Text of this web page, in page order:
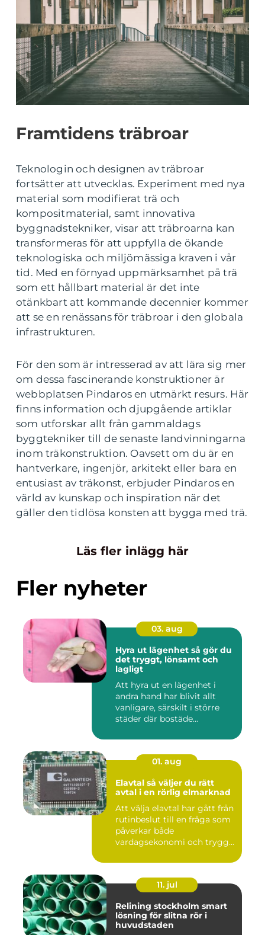
Framtidens träbroar
Teknologin och designen av träbroar
fortsätter att utvecklas. Experiment med nya
material som modifierat trä och
kompositmaterial, samt innovativa
byggnadstekniker, visar att träbroarna kan
transformeras för att uppfylla de ökande
teknologiska och miljömässiga kraven i vår
tid. Med en förnyad uppmärksamhet på trä
som ett hållbart material är det inte
otänkbart att kommande decennier kommer
att se en renässans för träbroar i den globala
infrastrukturen.
För den som är intresserad av att lära sig mer
om dessa fascinerande konstruktioner är
webbplatsen Pindaros en utmärkt resurs. Här
finns information och djupgående artiklar
som utforskar allt från gammaldags
byggtekniker till de senaste landvinningarna
inom träkonstruktion. Oavsett om du är en
hantverkare, ingenjör, arkitekt eller bara en
entusiast av träkonst, erbjuder Pindaros en
värld av kunskap och inspiration när det
gäller den tidlösa konsten att bygga med trä.
Läs fler inlägg här
Fler nyheter
03. aug
Hyra ut lägenhet så gör du
det tryggt, lönsamt och
lagligt
Att hyra ut en lägenhet i
andra hand har blivit allt
vanligare, särskilt i större
städer där bostäde...
01. aug
Elavtal så väljer du rätt
avtal i en rörlig elmarknad
Att välja elavtal har gått från
rutinbeslut till en fråga som
påverkar både
vardagsekonomi och trygg...
11. jul
Relining stockholm smart
lösning för slitna rör i
huvudstaden